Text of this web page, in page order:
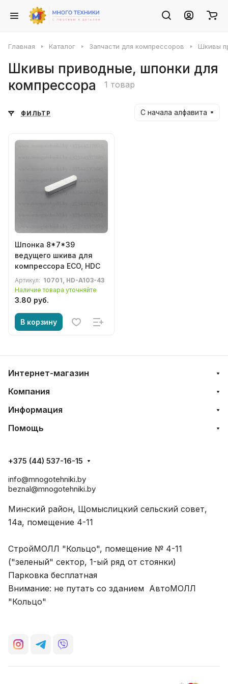
Главная Каталог Запчасти для компрессоров Шкивы
Шкивы приводные, шпонки для
компрессора
1 товар
ФИЛЬТР С начала алфавита
Шпонка 8*7*39
ведущего шкива для
компрессора ECO, HDC
Артикул: 10701, HD-A103-43
Наличие товара уточняйте
3.80 руб.
В корзину
Интернет-магазин
Компания
Информация
Помощь
+375 (44) 537-16-15
info@mnogotehniki.by
beznal@mnogotehniki.by
Минский район, Щомыслицкий сельский совет,
14а, помещение 4-11
СтройМОЛЛ "Кольцо", помещение № 4-11
("зеленый" сектор, 1-ый ряд от стоянки)
Парковка бесплатная
Внимание: не путать со зданием АвтоМОЛЛ
"Кольцо"